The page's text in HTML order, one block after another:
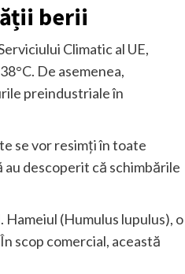
berii
Climatic al UE,
De asemenea,
preindustriale în
se vor resimți în toate
au descoperit că schimbările
(Humulus lupulus), o
scop comercial, această